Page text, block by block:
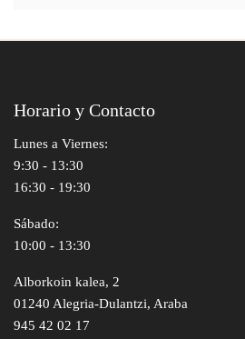
Horario y Contacto
Lunes a Viernes:
9:30 - 13:30
16:30 - 19:30
Sábado:
10:00 - 13:30
Alborkoin kalea, 2
01240 Alegria-Dulantzi, Araba
945 42 02 17